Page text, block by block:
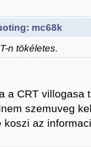
mc68k
n tökéletes.
a CRT villogasa
szemuveg
koszi az